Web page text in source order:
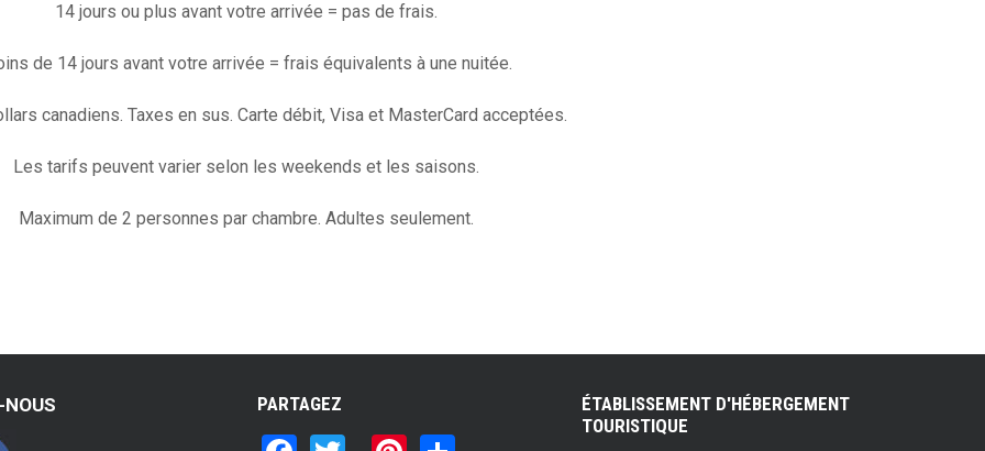
14 jours ou plus avant votre arrivée = pas de frais.
de 14 jours avant votre arrivée = frais équivalents à une nuitée.
canadiens. Taxes en sus. Carte débit, Visa et MasterCard acceptées.
Les tarifs peuvent varier selon les weekends et les saisons.
Maximum de 2 personnes par chambre. Adultes seulement.
PARTAGEZ
ÉTABLISSEMENT D'HÉBERGEMENT
TOURISTIQUE